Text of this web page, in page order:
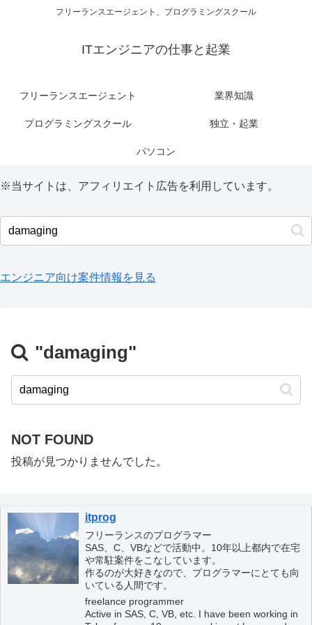
フリーランスエージェント、プログラミングスクール
ITエンジニアの仕事と起業
フリーランスエージェント 業界知識
プログラミングスクール 独立・起業
パソコン
※当サイトは、アフィリエイト広告を利用しています。
エンジニア向け案件情報を見る
"damaging"
NOT FOUND
投稿が見つかりませんでした。
itprog
フリーランスのプログラマー
SAS、C、VBなどで活動中。10年以上都内で在宅
や常駐案件をこなしています。
作るのが大好きなので、プログラマーにとても向
いている人間です。
freelance programmer
Active in SAS, C, VB, etc. I have been working in